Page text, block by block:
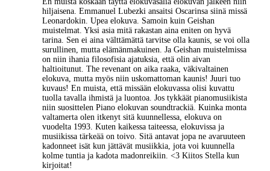
hiljaisena. Emmanuel Lubezki ansaitsi Oscarinsa siinä missä
Leonardokin. Upea elokuva. Samoin kuin Geishan
muistelmat. Yksi asia mitä rakastan aina eniten on hyvä
tarina. Sen ei aina välttämättä tarvitse olla kaunis, se voi olla
surullinen, mutta elämänmakuinen. Ja Geishan muistelmissa
on niin ihania filosofisia ajatuksia, että olin aivan
haltioitunut. The revenant on aika raaka, väkivaltainen
elokuva, mutta myös niin uskomattoman kaunis! Juuri tuo
kuvaus! En muista, että missään elokuvassa olisi kuvattu
tuolla tavalla ihmistä ja luontoa. Jos tykkäät pianomusiikista
niin suosittelen Piano elokuvan soundtrackiä. Kuinka monta
valtamerta olen itkenyt sitä kuunnellessa, elokuva on
vuodelta 1993. Kuten kaikessa taiteessa, elokuvissa ja
musiikissa tärkeää on toivo. Sitä antavat jopa ne avaruuteen
kadonneet isät kun jättävät musiikkia, jota voi kuunnella
kolme tuntia ja kadota madonreikiin. <3 Kiitos Stella kun
kirjoitat!